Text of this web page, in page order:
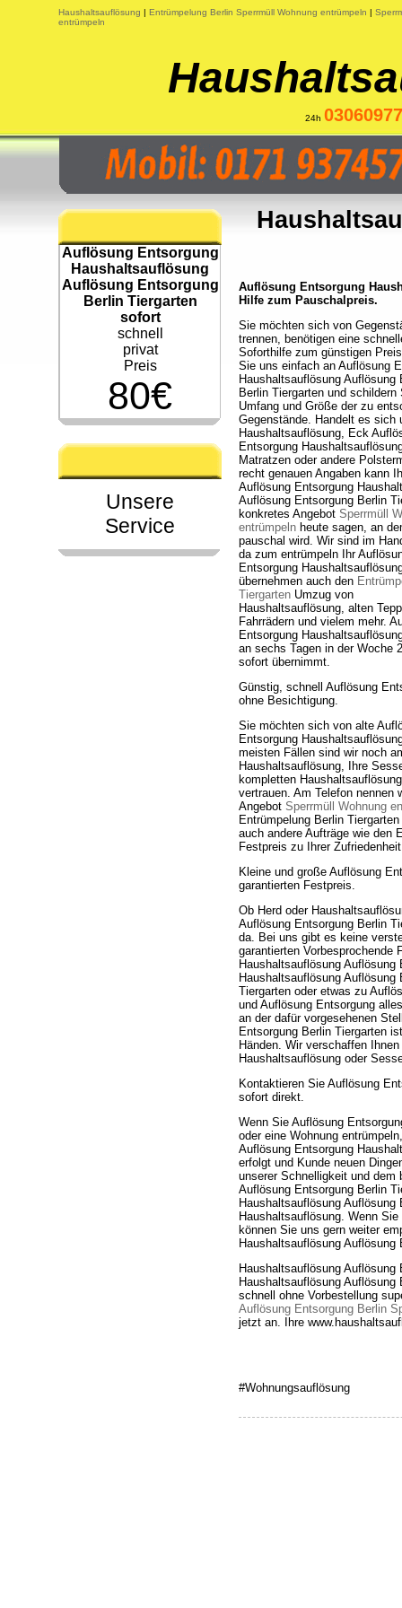
Haushaltsauflösung | Entrümpelung Berlin Sperrmüll Wohnung entrümpeln |
entrümpeln
24h
Auflösung Entsorgung
Haushaltsauflösung
Auflösung Entsorgung
Berlin Tiergarten
sofort
schnell
privat
Preis
80€
Unsere
Service
Auflösung Entsorgung
Hilfe zum Pauschalpreis.
Sie möchten sich von
trennen, benötigen eine
Soforthilfe zum günstigen
Sie uns einfach an Auflösung
Haushaltsauflösung Auflösung
Berlin Tiergarten und schildern
Umfang und Größe der zu
Gegenstände. Handelt es sich
Haushaltsauflösung, Eck
Entsorgung
Matratzen oder andere
recht genauen Angaben kann
Auflösung Entsorgung
Auflösung Entsorgung Berlin
konkretes Angebot Sperrmüll
entrümpeln heute sagen, an
pauschal wird. Wir sind im
da zum entrümpeln Ihr
Entsorgung
übernehmen auch den
Tiergarten Umzug von
Haushaltsauflösung, alten
Fahrrädern und vielem mehr.
Entsorgung
an sechs Tagen in der Woche
sofort übernimmt.
Günstig, schnell Auflösung
ohne Besichtigung.
Sie möchten sich von alte
Entsorgung
meisten Fällen sind wir noch
Haushaltsauflösung, Ihre
kompletten
vertrauen. Am Telefon nennen
Angebot Sperrmüll Wohnung
Entrümpelung Berlin
auch andere Aufträge wie den
Festpreis zu Ihrer
Kleine und große Auflösung
garantierten Festpreis.
Ob Herd oder
Auflösung Entsorgung Berlin
da. Bei uns gibt es keine
garantierten Vorbesprochende
Haushaltsauflösung
Haushaltsauflösung
Tiergarten oder etwas zu
und Auflösung Entsorgung
an der dafür vorgesehenen
Entsorgung Berlin Tiergarten
Händen. Wir verschaffen
Haushaltsauflösung oder
Kontaktieren Sie Auflösung
sofort direkt.
Wenn Sie Auflösung
oder eine Wohnung
Auflösung Entsorgung
erfolgt und Kunde neuen
unserer Schnelligkeit und dem
Auflösung Entsorgung Berlin
Haushaltsauflösung
Haushaltsauflösung. Wenn
können Sie uns gern weiter
Haushaltsauflösung
Haushaltsauflösung
Haushaltsauflösung
schnell ohne Vorbestellung
Auflösung Entsorgung Berlin
jetzt an. Ihre
#Wohnungsauflösung